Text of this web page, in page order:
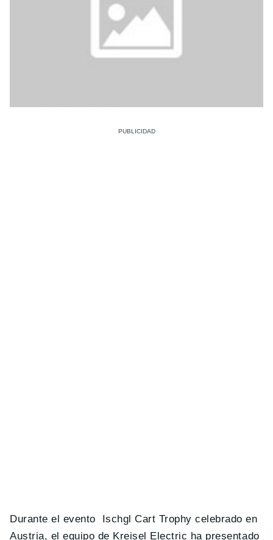
Durante el evento Ischgl Cart Trophy celebrado en
Austria, el equipo de Kreisel Electric ha presentado